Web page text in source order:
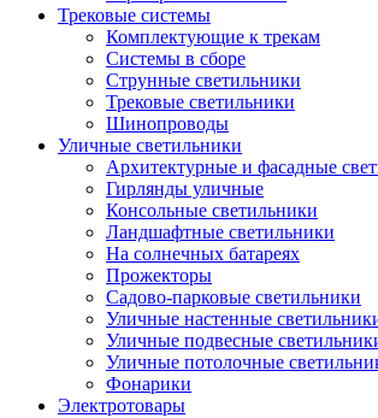
Трековые системы
Комплектующие к трекам
Системы в сборе
Струнные светильники
Трековые светильники
Шинопроводы
Уличные светильники
Архитектурные и фасадные
Гирлянды уличные
Консольные светильники
Ландшафтные светильники
На солнечных батареях
Прожекторы
Садово-парковые светильники
Уличные настенные
Уличные подвесные
Уличные потолочные
Фонарики
Электротовары